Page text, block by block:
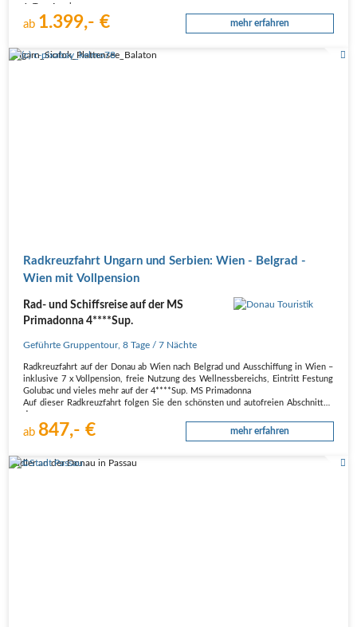
Individuelle Anreise nach Passau per Bahn oder PKW. Transfer vom Donau
Touristik-Privatparkplatz bzw. Passau…
ab 1.399,- € mehr erfahren
Ungarn_Siofok_Plattensee_Balaton
Radkreuzfahrt Ungarn und Serbien: Wien - Belgrad -
Wien mit Vollpension
Rad- und Schiffsreise auf der MS
Primadonna 4****Sup.
Geführte Gruppentour,8 Tage / 7 Nächte
Radkreuzfahrt auf der Donau ab Wien nach Belgrad und Ausschiffung in Wien –
inklusive 7 x Vollpension, freie Nutzung des Wellnessbereichs, Eintritt Festung
Golubac und vieles mehr auf der 4****Sup. MS Primadonna
Auf dieser Radkreuzfahrt folgen Sie den schönsten und autofreien Abschnitten
ab 847,- € mehr erfahren
Radler an der Donau in Passau